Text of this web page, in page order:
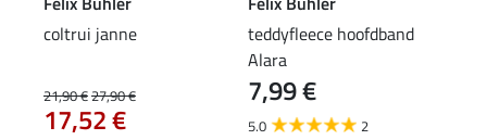
coltrui janne
21,90 €27,90 €
17,52 €
teddyfleece hoofdband
Alara
7,99 €
5.0 2